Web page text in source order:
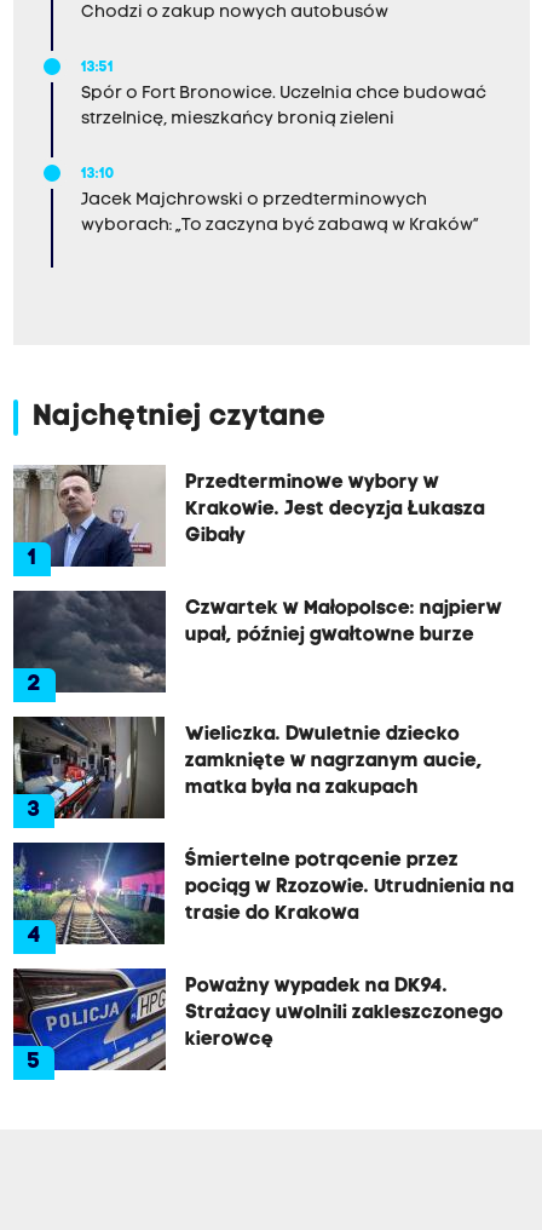
Chodzi o zakup nowych autobusów
13:51
Spór o Fort Bronowice. Uczelnia chce budować
strzelnicę, mieszkańcy bronią zieleni
13:10
Jacek Majchrowski o przedterminowych
wyborach: „To zaczyna być zabawą w Kraków”
Najchętniej czytane
1
Przedterminowe wybory w
Krakowie. Jest decyzja Łukasza
Gibały
2
Czwartek w Małopolsce: najpierw
upał, później gwałtowne burze
3
Wieliczka. Dwuletnie dziecko
zamknięte w nagrzanym aucie,
matka była na zakupach
4
Śmiertelne potrącenie przez
pociąg w Rzozowie. Utrudnienia na
trasie do Krakowa
5
Poważny wypadek na DK94.
Strażacy uwolnili zakleszczonego
kierowcę